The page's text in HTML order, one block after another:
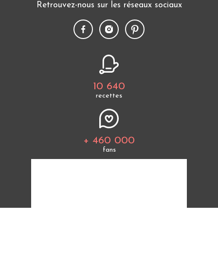
Retrouvez-nous sur les réseaux sociaux
10 640
recettes
+ 460 000
fans